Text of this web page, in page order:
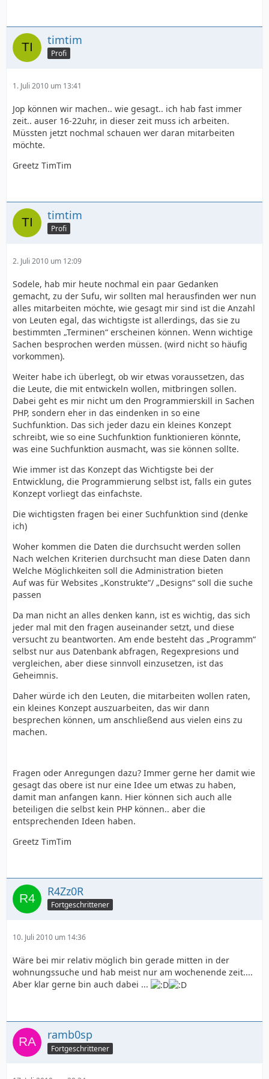
timtim
Profi
1. Juli 2010 um 13:41
Jop können wir machen.. wie gesagt.. ich hab fast immer
zeit.. auser 16-22uhr, in dieser zeit muss ich arbeiten.
Müssten jetzt nochmal schauen wer daran mitarbeiten
möchte.
Greetz TimTim
timtim
Profi
2. Juli 2010 um 12:09
Sodele, hab mir heute nochmal ein paar Gedanken
gemacht, zu der Sufu, wir sollten mal herausfinden wer nun
alles mitarbeiten möchte, wie gesagt mir sind ist die Anzahl
von Leuten egal, das wichtigste ist allerdings, das sie zu
bestimmten „Terminen“ erscheinen können. Wenn wichtige
Sachen besprochen werden müssen. (wird nicht so häufig
vorkommen).
Weiter habe ich überlegt, ob wir etwas voraussetzen, das
die Leute, die mit entwickeln wollen, mitbringen sollen.
Dabei geht es mir nicht um den Programmierskill in Sachen
PHP, sondern eher in das eindenken in so eine
Suchfunktion. Das sich jeder dazu ein kleines Konzept
schreibt, wie so eine Suchfunktion funktionieren könnte,
was eine Suchfunktion ausmacht, was sie können sollte.
Wie immer ist das Konzept das Wichtigste bei der
Entwicklung, die Programmierung selbst ist, falls ein gutes
Konzept vorliegt das einfachste.
Die wichtigsten fragen bei einer Suchfunktion sind (denke
ich)
Woher kommen die Daten die durchsucht werden sollen
Nach welchen Kriterien durchsucht man diese Daten dann
Welche Möglichkeiten soll die Administration bieten
Auf was für Websites „Konstrukte“/ „Designs“ soll die suche
passen
Da man nicht an alles denken kann, ist es wichtig, das sich
jeder mal mit den fragen auseinander setzt, und diese
versucht zu beantworten. Am ende besteht das „Programm“
selbst nur aus Datenbank abfragen, Regexpresions und
vergleichen, aber diese sinnvoll einzusetzen, ist das
Geheimnis.
Daher würde ich den Leuten, die mitarbeiten wollen raten,
ein kleines Konzept auszuarbeiten, das wir dann
besprechen können, um anschließend aus vielen eins zu
machen.
Fragen oder Anregungen dazu? Immer gerne her damit wie
gesagt das obere ist nur eine Idee um etwas zu haben,
damit man anfangen kann. Hier können sich auch alle
beteiligen die selbst kein PHP können.. aber die
entsprechenden Ideen haben.
Greetz TimTim
R4Zz0R
Fortgeschrittener
10. Juli 2010 um 14:36
Wäre bei mir relativ möglich bin gerade mitten in der
wohnungssuche und hab meist nur am wochenende zeit....
Aber klar gerne bin auch dabei ...
ramb0sp
Fortgeschrittener